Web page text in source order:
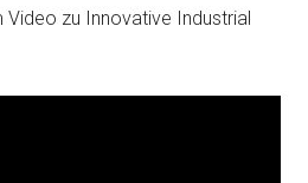
zu Innovative Industrial